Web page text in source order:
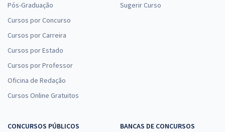
Pós-Graduação
Cursos por Concurso
Cursos por Carreira
Cursos por Estado
Cursos por Professor
Oficina de Redação
Cursos Online Gratuitos
Sugerir Curso
CONCURSOS PÚBLICOS
BANCAS DE CONCURSOS